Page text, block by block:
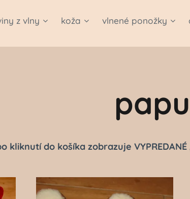
z vlny koža vlnené ponožky
kliknutí do košíka zobrazuje